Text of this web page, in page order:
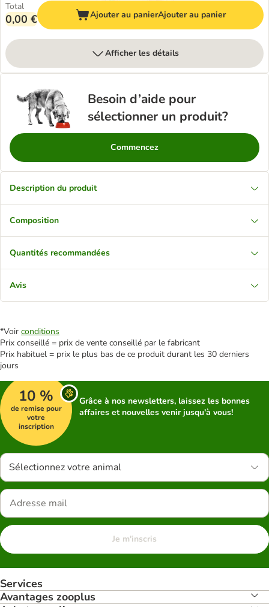
Total
0,00 € Ajouter au panierAjouter au panier
Afficher les détails
Besoin d’aide pour
sélectionner un produit?
Commencez
Description du produit
Composition
Quantités recommandées
Avis
*Voir conditions
Prix conseillé = prix de vente conseillé par le fabricant
Prix habituel = prix le plus bas de ce produit durant les 30 derniers
jours
10 %
de remise pour
votre
inscription
Grâce à nos newsletters, laissez les bonnes
affaires et nouvelles venir jusqu'à vous!
Sélectionnez votre animal
Je m'inscris
Services
Avantages zooplus